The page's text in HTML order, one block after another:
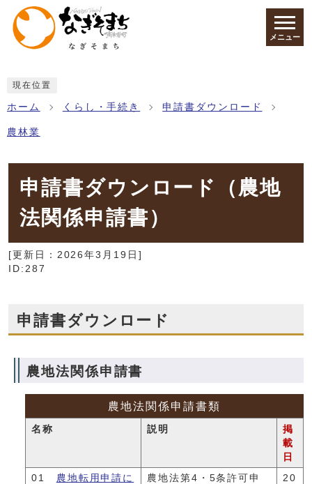
ページの先頭です
メニュー
現在位置
ホーム くらし・手続き 申請書ダウンロード
農林業
申請書ダウンロード（農地
法関係申請書）
[更新日： 2026年3月19日 ]
ID:287
申請書ダウンロード
農地法関係申請書
農地法関係申請書類
名称 説明
掲
載
日
01 農地転用申請に
農地法第4・5条許可申
20